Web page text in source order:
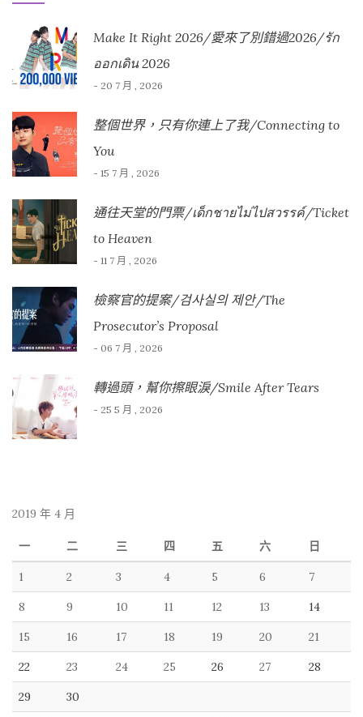
Make It Right 2026/愛來了別錯過2026/รัก
ออกเดิน 2026
- 20 7 月 , 2026
整個世界，只有你連上了我/Connecting to
You
- 15 7 月 , 2026
通往天堂的門票/เด็กชายไม่ไปสวรรค์/Ticket
to Heaven
- 11 7 月 , 2026
檢察官的提案/검사실의 제안/The
Prosecutor’s Proposal
- 06 7 月 , 2026
轉過頭，幫你擦眼淚/Smile After Tears
- 25 5 月 , 2026
2019 年 4 月
一 二 三 四 五 六 日
1 2 3 4 5 6 7
8 9 10 11 12 13 14
15 16 17 18 19 20 21
22 23 24 25 26 27 28
29 30